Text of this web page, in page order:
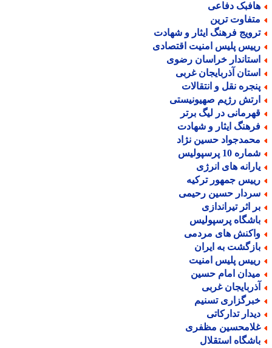
دفاعی
ترین
فرهنگ ایثار و شهادت
پلیس امنیت اقتصادی
خراسان رضوی
آذربایجان غربی
نقل و انتقالات
رژیم صهیونیستی
در لیگ برتر
ایثار و شهادت
حسین نژاد
10 پرسپولیس
های انرژی
جمهور ترکیه
حسین رحیمی
اثر تیراندازی
پرسپولیس
های مردمی
به ایران
پلیس امنیت
امام حسین
غربی
تسنیم
تدارکاتی
مظفری
استقلال